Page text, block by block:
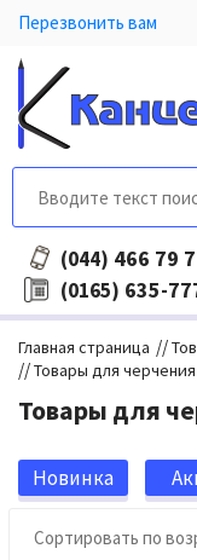
Перезвонить вам
(044) 466 79
(0165) 635-
Главная страница //
//Товары для черчения
Товары для
Новинка